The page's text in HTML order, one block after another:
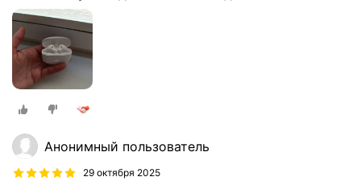
сенсорные
Анонимный пользователь
29 октября 2025